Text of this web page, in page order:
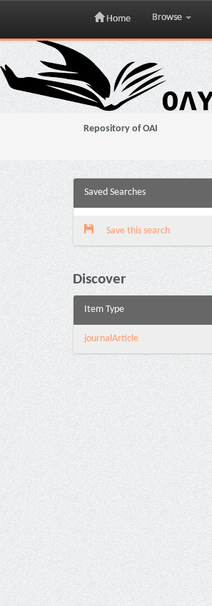
Skip
navigation
Home Browse
Repository of OAI
Saved Searches
Save this search
Discover
Item Type
journalArticle